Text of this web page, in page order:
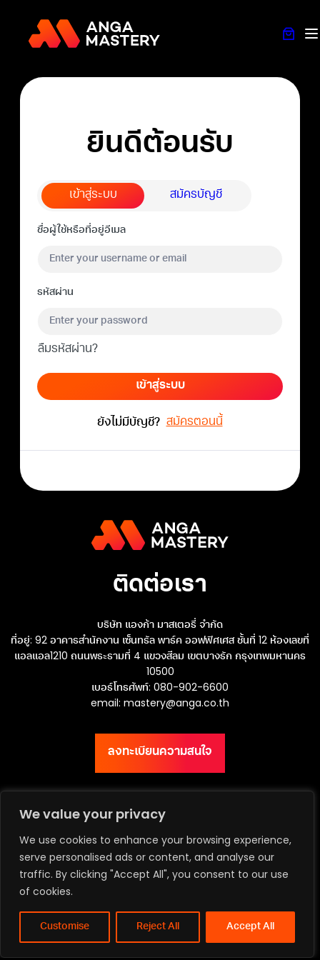
We value your privacy
We use cookies to enhance your browsing experience,
serve personalised ads or content, and analyse our
traffic. By clicking "Accept All", you consent to our use
of cookies.
Customise Reject All Accept All
ยินดีต้อนรับ
เข้าสู่ระบบ สมัครบัญชี
ชื่อผู้ใช้หรือที่อยู่อีเมล
รหัสผ่าน
ลืมรหัสผ่าน?
เข้าสู่ระบบ
ยังไม่มีบัญชี? สมัครตอนนี้
ติดต่อเรา
บริษัท แองก้า มาสเตอรี่ จำกัด
ที่อยู่: 92 อาคารสำนักงาน เซ็นทรัล พาร์ค ออฟฟิศเศส ชั้นที่ 12 ห้องเลขที่
แอลแอล1210 ถนนพระรามที่ 4 แขวงสีลม เขตบางรัก กรุงเทพมหานคร
10500
เบอร์โทรศัพท์: 080-902-6600
email: mastery@anga.co.th
ลงทะเบียนความสนใจ
เว็บไซต์ ANGA Bangkok
Copyright ©2026 Asia Media Studio Co., Ltd. All rights reserved.